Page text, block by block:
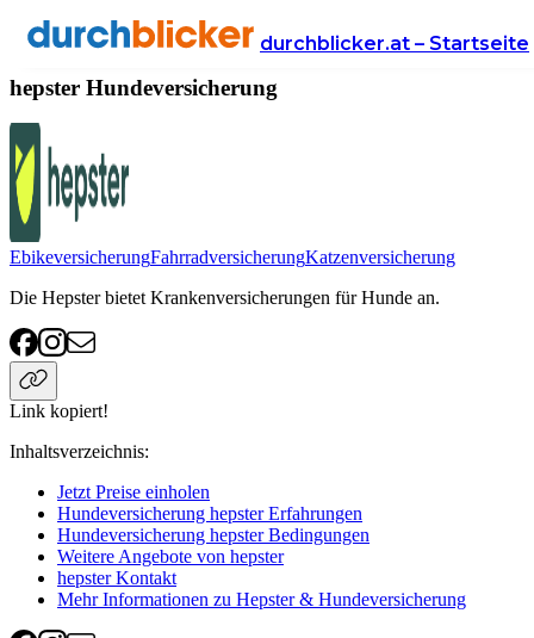
durchblicker.at – Startseite
Anbieter Versicherung hundeversicherung hepster
hepster Hundeversicherung
EbikeversicherungFahrradversicherungKatzenversicherung
Die Hepster bietet Krankenversicherungen für Hunde an.
Link kopiert!
Inhaltsverzeichnis:
Jetzt Preise einholen
Hundeversicherung hepster Erfahrungen
Hundeversicherung hepster Bedingungen
Weitere Angebote von hepster
hepster Kontakt
Mehr Informationen zu Hepster & Hundeversicherung